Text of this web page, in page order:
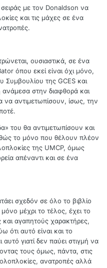
σειράς με τον Donaldson να
και τις μάχες σε ένα
ουσιαστικά, σε ένα
όπου εκεί είναι όχι μόνο,
Συμβουλίου της GCES και
ανάμεσα στην διαφθορά και
να αντιμετωπίσουν, ίσως, την
του θα αντιμετωπίσουν και
το μόνο που θέλουν πλέον
της UMCP, όμως
απέναντι και σε ένα
σχεδόν σε όλο το βιβλίο
μέχρι το τέλος, έχει το
και αγαπητούς χαρακτήρες,
ότι αυτό είναι και το
γιατί δεν παύει στιγμή να
τους όμως, πάντα, στις
ανατροπές αλλά